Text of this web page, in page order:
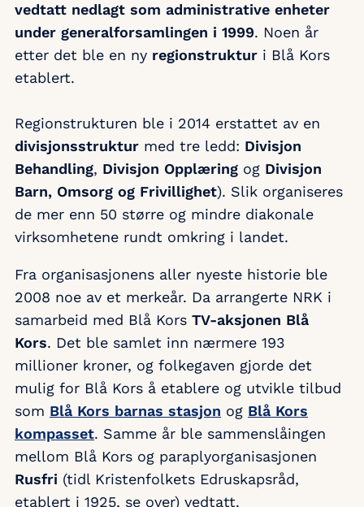
vedtatt nedlagt som administrative enheter
under generalforsamlingen i 1999. Noen år
etter det ble en ny regionstruktur i Blå Kors
etablert.
Regionstrukturen ble i 2014 erstattet av en
divisjonsstruktur med tre ledd: Divisjon
Behandling, Divisjon Opplæring og Divisjon
Barn, Omsorg og Frivillighet). Slik organiseres
de mer enn 50 større og mindre diakonale
virksomhetene rundt omkring i landet.
Fra organisasjonens aller nyeste historie ble
2008 noe av et merkeår. Da arrangerte NRK i
samarbeid med Blå Kors TV-aksjonen Blå
Kors. Det ble samlet inn nærmere 193
millioner kroner, og folkegaven gjorde det
mulig for Blå Kors å etablere og utvikle tilbud
som Blå Kors barnas stasjon og Blå Kors
kompasset. Samme år ble sammenslåingen
mellom Blå Kors og paraplyorganisasjonen
Rusfri (tidl Kristenfolkets Edruskapsråd,
etablert i 1925, se over) vedtatt.